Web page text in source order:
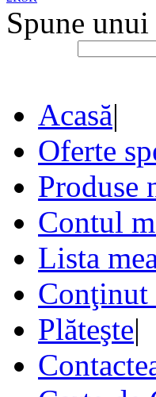
Spune
Acasă|
Oferte
Produse
Contul
Lista
Conţinut
Plăteşte|